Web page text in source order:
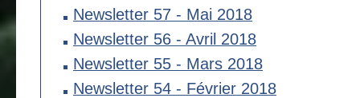
Newsletter 57 - Mai 2018
Newsletter 56 - Avril 2018
Newsletter 55 - Mars 2018
Newsletter 54 - Février 2018